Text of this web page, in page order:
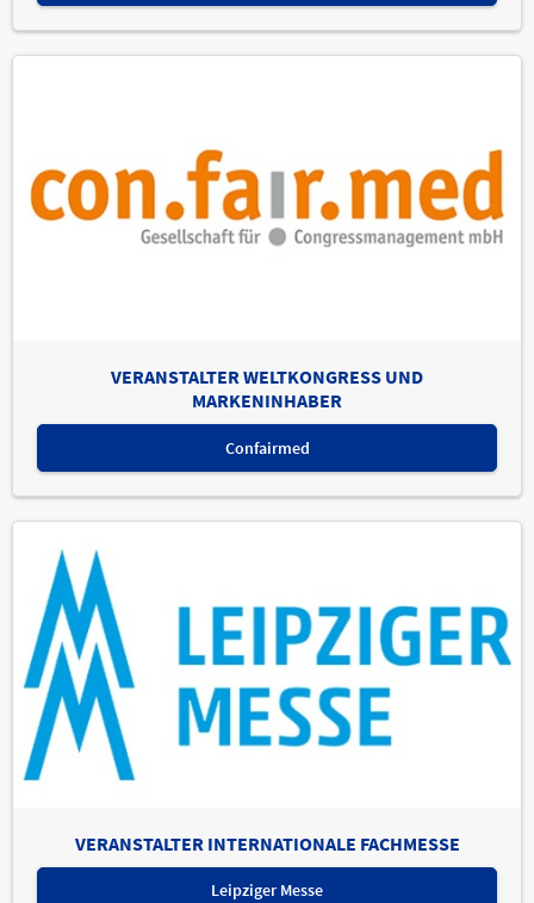
VERANSTALTER WELTKONGRESS UND
MARKENINHABER
Confairmed
VERANSTALTER INTERNATIONALE FACHMESSE
Leipziger Messe